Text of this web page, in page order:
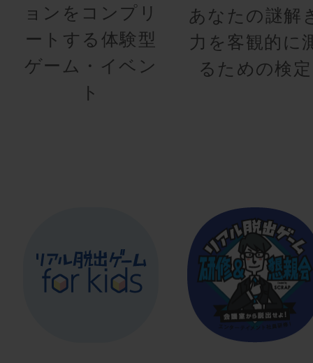
ョンをコンプリ
ートする体験型
ゲーム・イベン
ト
あなたの謎解
力を客観的に
るための検定